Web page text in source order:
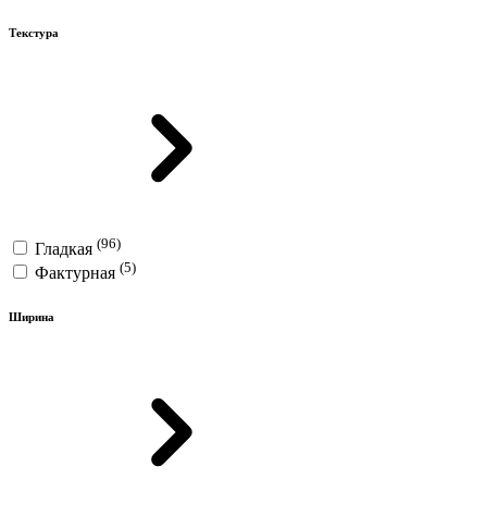
Текстура
Гладкая (96)
Фактурная (5)
Ширина